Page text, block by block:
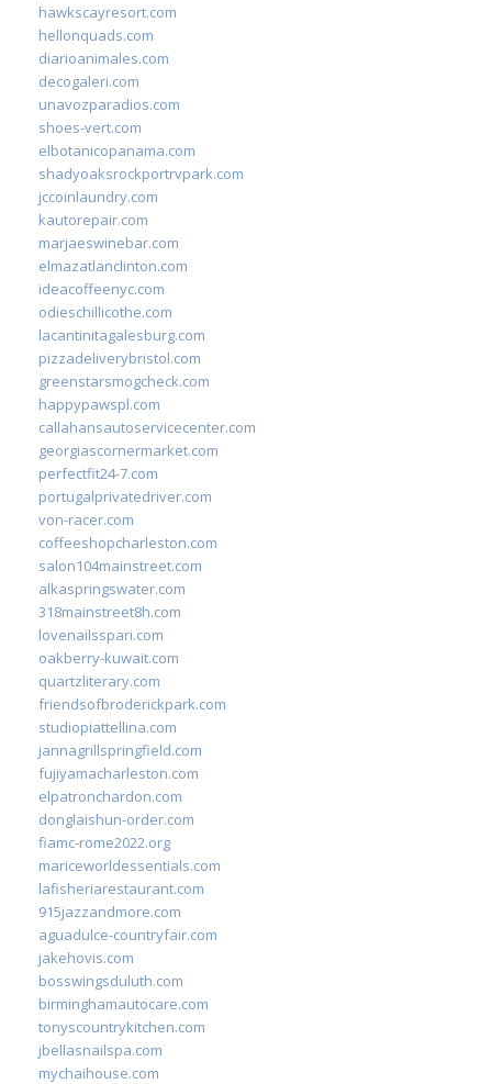
hawkscayresort.com
hellonquads.com
diarioanimales.com
decogaleri.com
unavozparadios.com
shoes-vert.com
elbotanicopanama.com
shadyoaksrockportrvpark.com
jccoinlaundry.com
kautorepair.com
marjaeswinebar.com
elmazatlanclinton.com
ideacoffeenyc.com
odieschillicothe.com
lacantinitagalesburg.com
pizzadeliverybristol.com
greenstarsmogcheck.com
happypawspl.com
callahansautoservicecenter.com
georgiascornermarket.com
perfectfit24-7.com
portugalprivatedriver.com
von-racer.com
coffeeshopcharleston.com
salon104mainstreet.com
alkaspringswater.com
318mainstreet8h.com
lovenailsspari.com
oakberry-kuwait.com
quartzliterary.com
friendsofbroderickpark.com
studiopiattellina.com
jannagrillspringfield.com
fujiyamacharleston.com
elpatronchardon.com
donglaishun-order.com
fiamc-rome2022.org
mariceworldessentials.com
lafisheriarestaurant.com
915jazzandmore.com
aguadulce-countryfair.com
jakehovis.com
bosswingsduluth.com
birminghamautocare.com
tonyscountrykitchen.com
jbellasnailspa.com
mychaihouse.com